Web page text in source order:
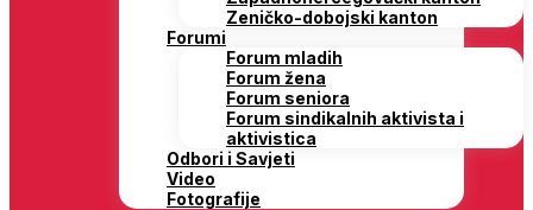
Zeničko-dobojski kanton
Forumi
Forum mladih
Forum žena
Forum seniora
Forum sindikalnih aktivista i
aktivistica
Odbori i Savjeti
Video
Fotografije